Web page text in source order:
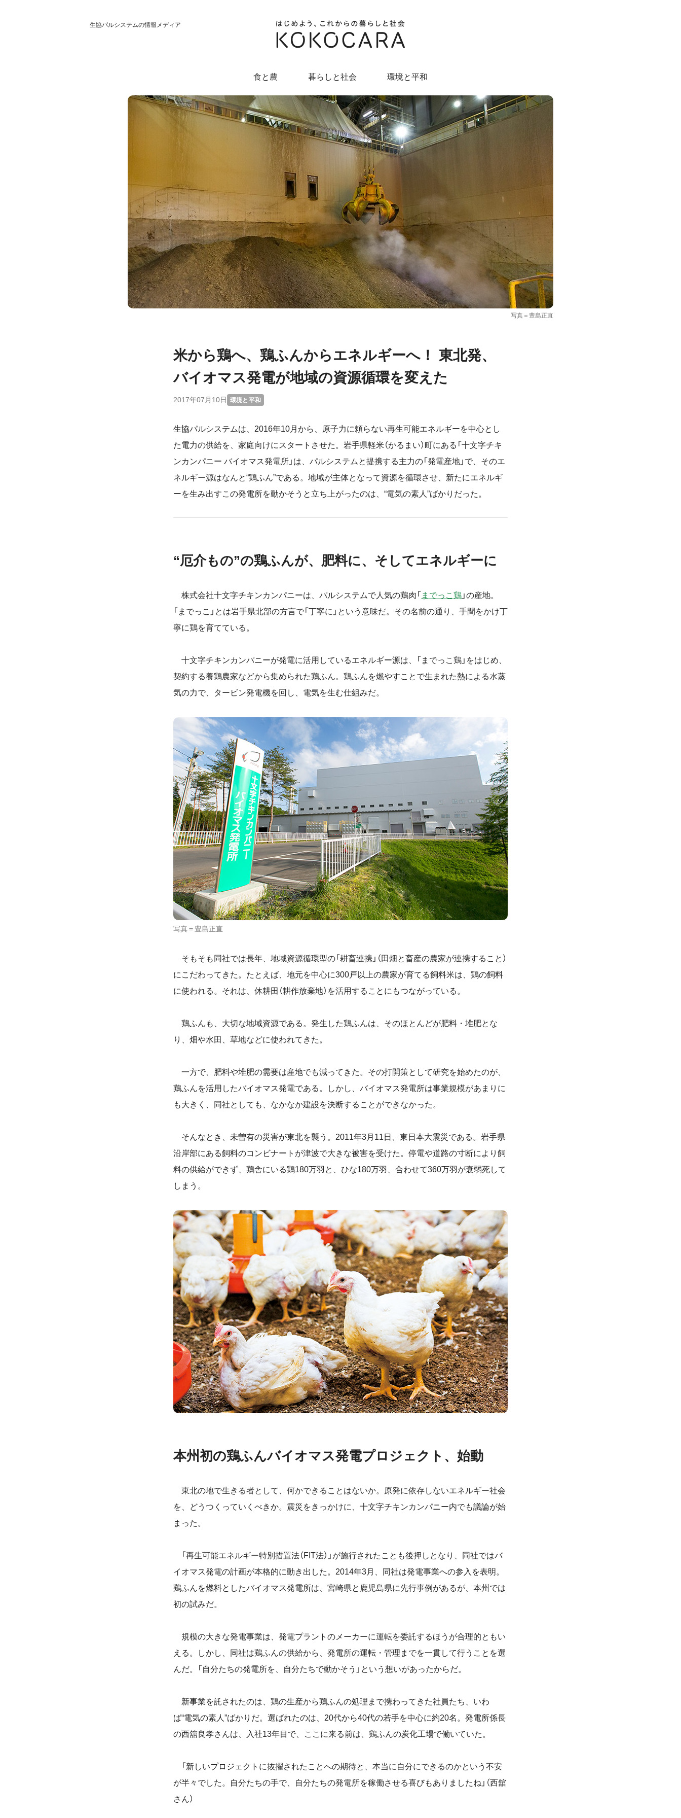
生協パルシステムの情報メディア
食と農 暮らしと社会 環境と平和
写真＝豊島正直
米から鶏へ、鶏ふんからエネルギーへ！ 東北発、
バイオマス発電が地域の資源循環を変えた
2017年07月10日 環境と平和
生協パルシステムは、2016年10月から、原子力に頼らない再生可能エネルギーを中心とし
た電力の供給を、家庭向けにスタートさせた。岩手県軽米（かるまい）町にある「十文字チキ
ンカンパニー バイオマス発電所」は、パルシステムと提携する主力の「発電産地」で、そのエ
ネルギー源はなんと“鶏ふん”である。地域が主体となって資源を循環させ、新たにエネルギ
ーを生み出すこの発電所を動かそうと立ち上がったのは、“電気の素人”ばかりだった。
“厄介もの”の鶏ふんが、肥料に、そしてエネルギーに
株式会社十文字チキンカンパニーは、パルシステムで人気の鶏肉「 までっこ鶏 」の産地。
「までっこ」とは岩手県北部の方言で「丁寧に」という意味だ。その名前の通り、手間をかけ丁
寧に鶏を育てている。
十文字チキンカンパニーが発電に活用しているエネルギー源は、「までっこ鶏」をはじめ、
契約する養鶏農家などから集められた鶏ふん。鶏ふんを燃やすことで生まれた熱による水蒸
気の力で、タービン発電機を回し、電気を生む仕組みだ。
写真＝豊島正直
そもそも同社では長年、地域資源循環型の「耕畜連携」（田畑と畜産の農家が連携すること）
にこだわってきた。たとえば、地元を中心に300戸以上の農家が育てる飼料米は、鶏の飼料
に使われる。それは、休耕田（耕作放棄地）を活用することにもつながっている。
鶏ふんも、大切な地域資源である。発生した鶏ふんは、そのほとんどが肥料・堆肥とな
り、畑や水田、草地などに使われてきた。
一方で、肥料や堆肥の需要は産地でも減ってきた。その打開策として研究を始めたのが、
鶏ふんを活用したバイオマス発電である。しかし、バイオマス発電所は事業規模があまりに
も大きく、同社としても、なかなか建設を決断することができなかった。
そんなとき、未曽有の災害が東北を襲う。2011年3月11日、東日本大震災である。岩手県
沿岸部にある飼料のコンビナートが津波で大きな被害を受けた。停電や道路の寸断により飼
料の供給ができず、鶏舎にいる鶏180万羽と、ひな180万羽、合わせて360万羽が衰弱死して
しまう。
本州初の鶏ふんバイオマス発電プロジェクト、始動
東北の地で生きる者として、何かできることはないか。原発に依存しないエネルギー社会
を、どうつくっていくべきか。震災をきっかけに、十文字チキンカンパニー内でも議論が始
まった。
「再生可能エネルギー特別措置法（FIT法）」が施行されたことも後押しとなり、同社ではバ
イオマス発電の計画が本格的に動き出した。2014年3月、同社は発電事業への参入を表明。
鶏ふんを燃料としたバイオマス発電所は、宮崎県と鹿児島県に先行事例があるが、本州では
初の試みだ。
規模の大きな発電事業は、発電プラントのメーカーに運転を委託するほうが合理的ともい
える。しかし、同社は鶏ふんの供給から、発電所の運転・管理までを一貫して行うことを選
んだ。「自分たちの発電所を、自分たちで動かそう」という想いがあったからだ。
新事業を託されたのは、鶏の生産から鶏ふんの処理まで携わってきた社員たち、いわ
ば“電気の素人”ばかりだ。選ばれたのは、20代から40代の若手を中心に約20名。発電所係長
の西舘良孝さんは、入社13年目で、ここに来る前は、鶏ふんの炭化工場で働いていた。
「新しいプロジェクトに抜擢されたことへの期待と、本当に自分にできるのかという不安
が半々でした。自分たちの手で、自分たちの発電所を稼働させる喜びもありましたね」（西舘
さん）